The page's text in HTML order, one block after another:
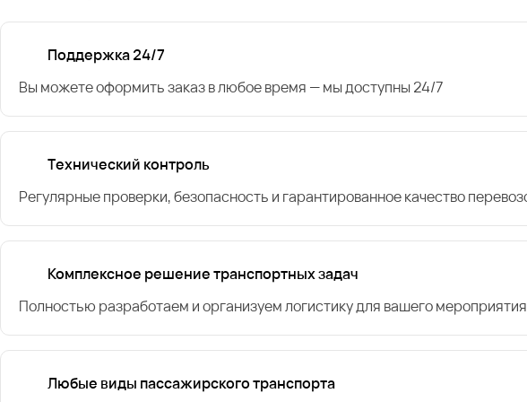
Поддержка 24/7
Вы можете оформить заказ в любое время — мы доступны 24/7
Технический контроль
Регулярные проверки, безопасность и гарантированное качество
Комплексное решение транспортных задач
Полностью разработаем и организуем логистику для вашего мероприятия
Любые виды пассажирского транспорта